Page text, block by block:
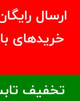
ارسال
خریدهای بالای ۵/950/
تخفیف